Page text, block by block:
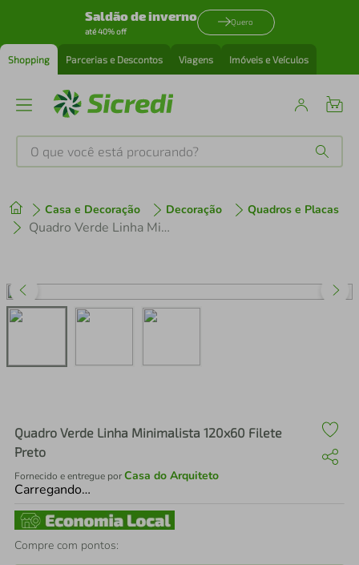
Saldão de inverno
até 40% off
Quero
Shopping Parcerias e Descontos Viagens Imóveis e Veículos
O que você está procurando?
Casa e Decoração Decoração Quadros e Placas
Quadro Verde Linha Minimalista 120x60 Filete Preto
Quadro Verde Linha Minimalista 120x60 Filete
Preto
Fornecido e entregue porCasa do Arquiteto
Carregando…
Compre com pontos:
1º tenis
perfume